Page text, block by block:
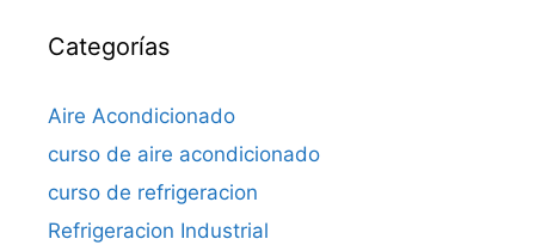
Categorías
Aire Acondicionado
curso de aire acondicionado
curso de refrigeracion
Refrigeracion Industrial